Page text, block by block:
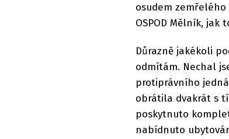
osudem
OSPOD Mělník, jak
Důrazně jakékoli
odmítám. Nechal
protiprávního
obrátila dvakrát s
poskytnuto
nabídnuto